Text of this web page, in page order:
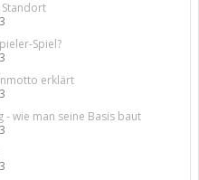
Spiel?
erklärt
- wie man seine Basis baut